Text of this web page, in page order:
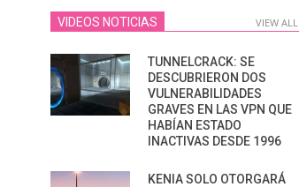
VIDEOS NOTICIAS VIEW ALL
TUNNELCRACK: SE
DESCUBRIERON DOS
VULNERABILIDADES
GRAVES EN LAS VPN QUE
HABÍAN ESTADO
INACTIVAS DESDE 1996
KENIA SOLO OTORGARÁ